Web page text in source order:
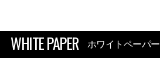
WHITE PAPER ホワイトペーパー